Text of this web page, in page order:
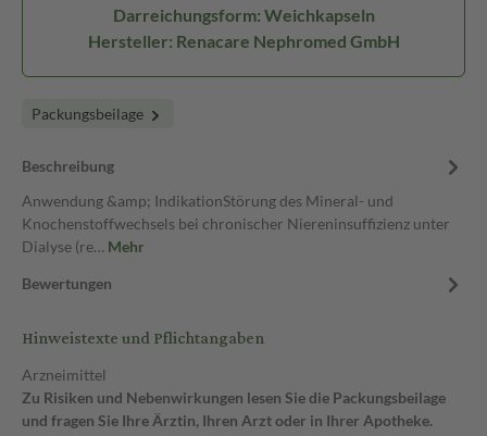
Darreichungsform: Weichkapseln
Hersteller: Renacare Nephromed GmbH
Packungsbeilage
Beschreibung
Anwendung &amp; IndikationStörung des Mineral- und
Knochenstoffwechsels bei chronischer Niereninsuffizienz unter
Dialyse (re… Mehr
Bewertungen
Hinweistexte und Pflichtangaben
Arzneimittel
Zu Risiken und Nebenwirkungen lesen Sie die Packungsbeilage
und fragen Sie Ihre Ärztin, Ihren Arzt oder in Ihrer Apotheke.